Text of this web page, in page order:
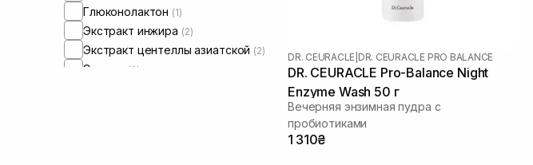
Глюконолактон (1)
Экстракт инжира (2)
Экстракт центеллы азиатской (2)
Энзимы (2)
DR. CEURACLE DR. CEURACLE PRO BALANCE
DR. CEURACLE Pro-Balance Night
Enzyme Wash 50 г
Вечерняя энзимная пудра с
пробиотиками
1 310₴